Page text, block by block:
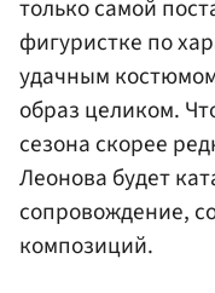
только самой
фигуристке по
удачным
образ целиком.
сезона скорее
Леонова будет
сопровождение,
композиций.